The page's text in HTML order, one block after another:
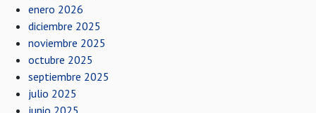
enero 2026
diciembre 2025
noviembre 2025
octubre 2025
septiembre 2025
julio 2025
junio 2025